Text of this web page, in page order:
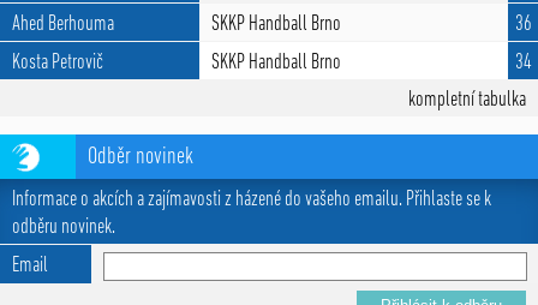
Ahed Berhouma
SKKP Handball Brno
36
Kosta Petrovič
SKKP Handball Brno
34
kompletní tabulka
Odběr novinek
Informace o akcích a zajímavosti z házené do vašeho emailu. Přihlaste se k
odběru novinek.
Email